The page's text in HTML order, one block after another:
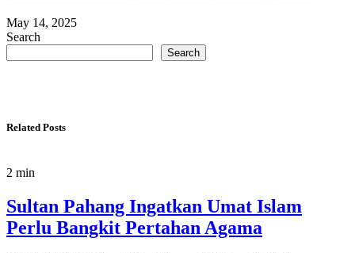
May 14, 2025
Search
Search
Related Posts
2 min
Sultan Pahang Ingatkan Umat Islam
Perlu Bangkit Pertahan Agama